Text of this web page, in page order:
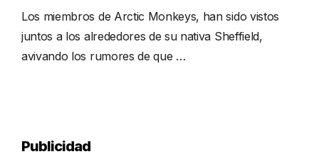
Los miembros de Arctic Monkeys, han sido vistos
juntos a los alrededores de su nativa Sheffield,
avivando los rumores de que …
Publicidad